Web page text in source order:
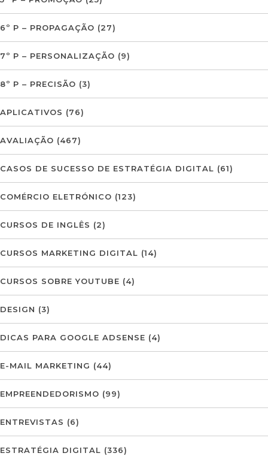
6º P – PROPAGAÇÃO (27)
7º P – PERSONALIZAÇÃO (9)
8º P – PRECISÃO (3)
APLICATIVOS (76)
AVALIAÇÃO (467)
CASOS DE SUCESSO DE ESTRATÉGIA DIGITAL (61)
COMÉRCIO ELETRÓNICO (123)
CURSOS DE INGLÊS (2)
CURSOS MARKETING DIGITAL (14)
CURSOS SOBRE YOUTUBE (4)
DESIGN (3)
DICAS PARA GOOGLE ADSENSE (4)
E-MAIL MARKETING (44)
EMPREENDEDORISMO (99)
ENTREVISTAS (6)
ESTRATÉGIA DIGITAL (336)